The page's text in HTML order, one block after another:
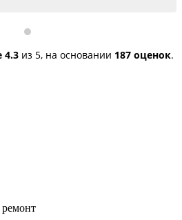
всё исправили, заряд
4.3 из 5, на основании 187 оценок.